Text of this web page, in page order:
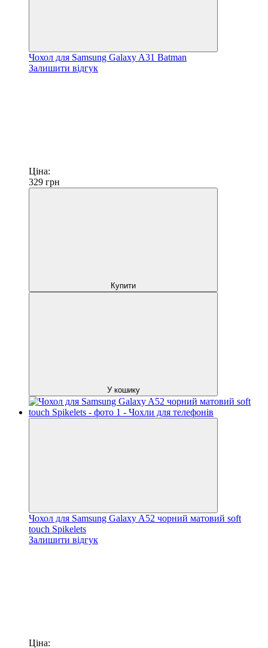
Чохол для Samsung Galaxy A31 Batman
Залишити відгук
Ціна:
329 грн
Купити
У кошику
Чохол для Samsung Galaxy A52 чорний матовий soft
touch Spikelets
Залишити відгук
Ціна: